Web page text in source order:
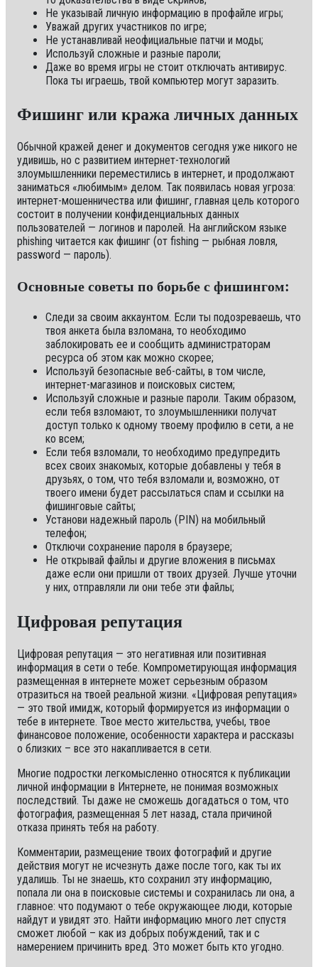
Не указывай личную информацию в профайле игры;
Уважай других участников по игре;
Не устанавливай неофициальные патчи и моды;
Используй сложные и разные пароли;
Даже во время игры не стоит отключать антивирус.
Пока ты играешь, твой компьютер могут заразить.
Фишинг или кража личных данных
Обычной кражей денег и документов сегодня уже никого не
удивишь, но с развитием интернет-технологий
злоумышленники переместились в интернет, и продолжают
заниматься «любимым» делом. Так появилась новая угроза:
интернет-мошенничества или фишинг, главная цель которого
состоит в получении конфиденциальных данных
пользователей — логинов и паролей. На английском языке
phishing читается как фишинг (от fishing — рыбная ловля,
password — пароль).
Основные советы по борьбе с фишингом:
Следи за своим аккаунтом. Если ты подозреваешь, что
твоя анкета была взломана, то необходимо
заблокировать ее и сообщить администраторам
ресурса об этом как можно скорее;
Используй безопасные веб-сайты, в том числе,
интернет-магазинов и поисковых систем;
Используй сложные и разные пароли. Таким образом,
если тебя взломают, то злоумышленники получат
доступ только к одному твоему профилю в сети, а не
ко всем;
Если тебя взломали, то необходимо предупредить
всех своих знакомых, которые добавлены у тебя в
друзьях, о том, что тебя взломали и, возможно, от
твоего имени будет рассылаться спам и ссылки на
фишинговые сайты;
Установи надежный пароль (PIN) на мобильный
телефон;
Отключи сохранение пароля в браузере;
Не открывай файлы и другие вложения в письмах
даже если они пришли от твоих друзей. Лучше уточни
у них, отправляли ли они тебе эти файлы;
Цифровая репутация
Цифровая репутация — это негативная или позитивная
информация в сети о тебе. Компрометирующая информация
размещенная в интернете может серьезным образом
отразиться на твоей реальной жизни. «Цифровая репутация»
— это твой имидж, который формируется из информации о
тебе в интернете. Твое место жительства, учебы, твое
финансовое положение, особенности характера и рассказы
о близких – все это накапливается в сети.
Многие подростки легкомысленно относятся к публикации
личной информации в Интернете, не понимая возможных
последствий. Ты даже не сможешь догадаться о том, что
фотография, размещенная 5 лет назад, стала причиной
отказа принять тебя на работу.
Комментарии, размещение твоих фотографий и другие
действия могут не исчезнуть даже после того, как ты их
удалишь. Ты не знаешь, кто сохранил эту информацию,
попала ли она в поисковые системы и сохранилась ли она, а
главное: что подумают о тебе окружающее люди, которые
найдут и увидят это. Найти информацию много лет спустя
сможет любой – как из добрых побуждений, так и с
намерением причинить вред. Это может быть кто угодно.